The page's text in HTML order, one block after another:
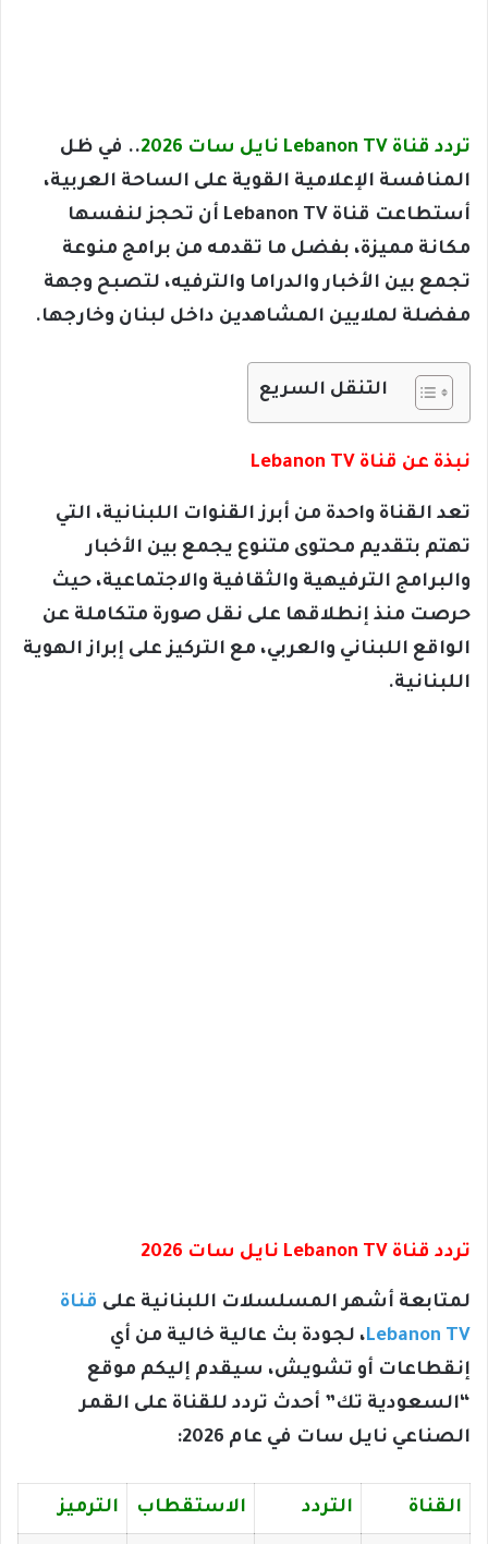
تردد قناة Lebanon TV نايل سات 2026
.. في ظل
المنافسة الإعلامية القوية على الساحة العربية،
أستطاعت قناة Lebanon TV أن تحجز لنفسها
مكانة مميزة، بفضل ما تقدمه من برامج منوعة
تجمع بين الأخبار والدراما والترفيه، لتصبح وجهة
مفضلة لملايين المشاهدين داخل لبنان وخارجها.
التنقل السريع
نبذة عن قناة Lebanon TV
تعد القناة واحدة من أبرز القنوات اللبنانية، التي
تهتم بتقديم محتوى متنوع يجمع بين الأخبار
والبرامج الترفيهية والثقافية والاجتماعية، حيث
حرصت منذ إنطلاقها على نقل صورة متكاملة عن
الواقع اللبناني والعربي، مع التركيز على إبراز الهوية
اللبنانية.
تردد قناة Lebanon TV نايل سات 2026
لمتابعة أشهر المسلسلات اللبنانية على قناة
Lebanon TV، لجودة بث عالية خالية من أي
إنقطاعات أو تشويش، سيقدم إليكم موقع
“السعودية تك” أحدث تردد للقناة على القمر
الصناعي نايل سات في عام 2026:
القناة التردد الاستقطاب الترميز